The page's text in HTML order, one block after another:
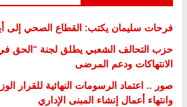
فرحات سليمان يكتب: القطاع الصحي إلى
حزب التحالف الشعبي يطلق لجنة “الحق
الانتهاكات ودعم المرضى
صور .. اعتماد الرسومات النهائية للقرار
وانتهاء أعمال إنشاء المبنى الإداري